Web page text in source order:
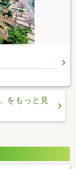
」をもっと見